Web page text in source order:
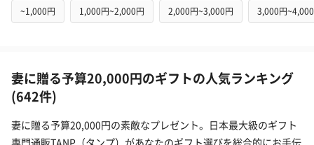
~1,000円 1,000円~2,000円 2,000円~3,000円 3,000円
妻に贈る予算20,000円のギフトの人気ランキング
(642件)
妻に贈る予算20,000円の素敵なプレゼント。日本最大級のギフト